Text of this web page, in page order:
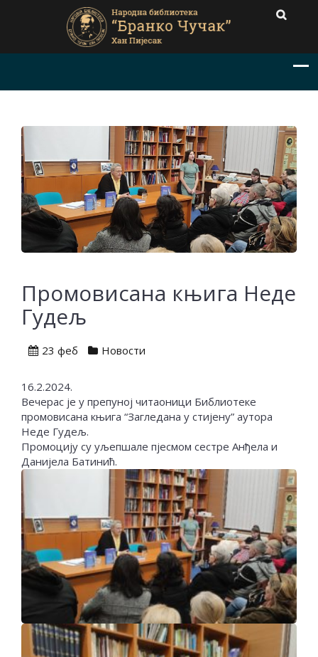
Промовисана књига Неде
Гудељ
23 феб Новости
16.2.2024.
Вечерас је у препуној читаоници Библиотеке
промовисана књига “Загледана у стијену” аутора
Неде Гудељ.
Промоцију су уљепшале пјесмом сестре Анђела и
Данијела Батинић.